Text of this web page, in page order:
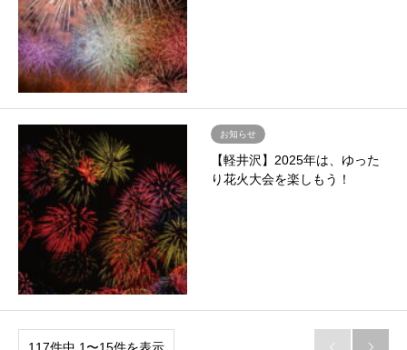
お知らせ
【軽井沢】2025年は、ゆった
り花火大会を楽しもう！
117件中 1〜15件を表示  